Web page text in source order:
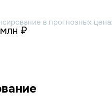
в прогнозных
₽